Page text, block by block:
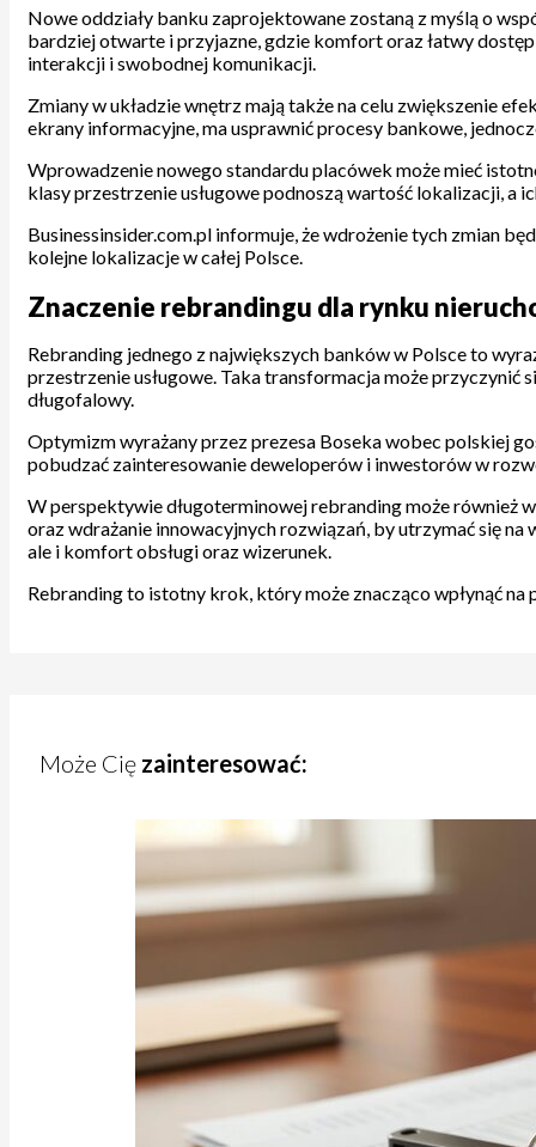
Nowe oddziały banku zaprojektowane zostaną z myślą o
bardziej otwarte i przyjazne, gdzie komfort oraz łatwy
interakcji i swobodnej komunikacji.
Zmiany w układzie wnętrz mają także na celu zwiększenie
ekrany informacyjne, ma usprawnić procesy bankowe,
Wprowadzenie nowego standardu placówek może mieć
klasy przestrzenie usługowe podnoszą wartość lokalizacji, a
Businessinsider.com.pl informuje, że wdrożenie tych zmian
kolejne lokalizacje w całej Polsce.
Znaczenie rebrandingu dla rynku
Rebranding jednego z największych banków w Polsce to
przestrzenie usługowe. Taka transformacja może
długofalowy.
Optymizm wyrażany przez prezesa Boseka wobec polskiej
pobudzać zainteresowanie deweloperów i inwestorów w
W perspektywie długoterminowej rebranding może również
oraz wdrażanie innowacyjnych rozwiązań, by utrzymać się
ale i komfort obsługi oraz wizerunek.
Rebranding to istotny krok, który może znacząco wpłynąć
Może Cię zainteresować: